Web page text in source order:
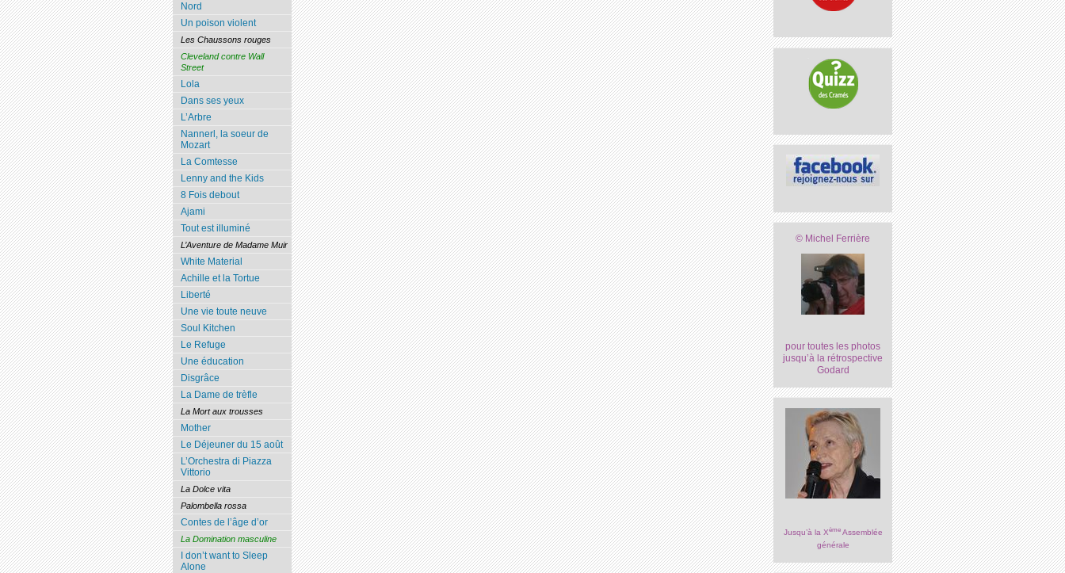
© Michel Ferrière
pour toutes les photos
jusqu’à la rétrospective
Godard
Jusqu’à la XèmeAssemblée
générale
Nord
Un poison violent
Les Chaussons rouges
Cleveland contre Wall
Street
Lola
Dans ses yeux
L’Arbre
Nannerl, la soeur de
Mozart
La Comtesse
Lenny and the Kids
8 Fois debout
Ajami
Tout est illuminé
L’Aventure de Madame Muir
White Material
Achille et la Tortue
Liberté
Une vie toute neuve
Soul Kitchen
Le Refuge
Une éducation
Disgrâce
La Dame de trèfle
La Mort aux trousses
Mother
Le Déjeuner du 15 août
L’Orchestra di Piazza
Vittorio
La Dolce vita
Palombella rossa
Contes de l’âge d’or
La Domination masculine
I don’t want to Sleep
Alone